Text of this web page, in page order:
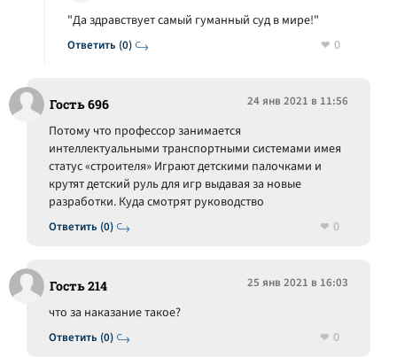
Ответить (0)
"Да здравствует самый гуманный суд в мире!"
0
Гость 696 24 янв 2021 в 11:56
Ответить (0)
Потому что профессор занимается
интеллектуальными транспортными системами имея
статус «строителя» Играют детскими палочками и
крутят детский руль для игр выдавая за новые
разработки. Куда смотрят руководство
0
Гость 214 25 янв 2021 в 16:03
Ответить (0)
что за наказание такое?
0